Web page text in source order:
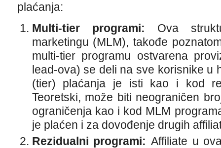
plaćanja:
Multi-tier programi: Ova
marketingu (MLM), takođe
multi-tier programu ostvarena
lead-ova) se deli na sve korisnike u
(tier) plaćanja je isti kao i kod
Teoretski, može biti neograničen
ograničenja kao i kod MLM
je plaćen i za dovođenje drugih
Rezidualni programi: Affiliate u